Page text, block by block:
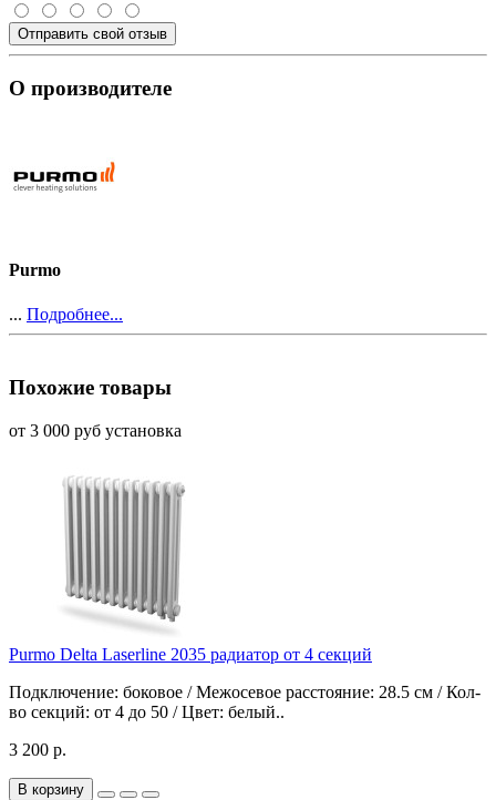
Отправить свой отзыв
О производителе
Purmo
... Подробнее...
Похожие товары
от 3 000 руб установка
Purmo Delta Laserline 2035 радиатор от 4 секций
Подключение: боковое / Межосевое расстояние: 28.5 см / Кол-
во секций: от 4 до 50 / Цвет: белый..
3 200 р.
В корзину